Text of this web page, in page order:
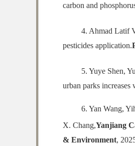
carbon and
4. Ahmad Latif
pesticides application.
5. Yuye Shen,
urban parks
6. Yan Wang,
X. Chang,Yanjiang
& Environment,